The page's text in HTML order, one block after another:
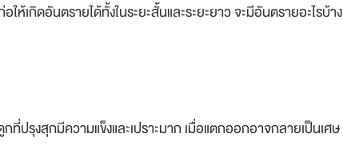
เกิดอันตรายได้ทั้งในระยะสั้นและระยะยาว จะมีอันตรายอะไรบ้าง
ปรุงสุกมีความแข็งและเปราะมาก เมื่อแตกออกอาจกลายเป็นเศษ